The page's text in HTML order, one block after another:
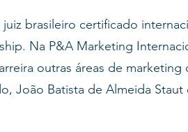
brasileiro certificado
Na P&A Marketing
outras áreas de marketing
João Batista de Almeida Staut